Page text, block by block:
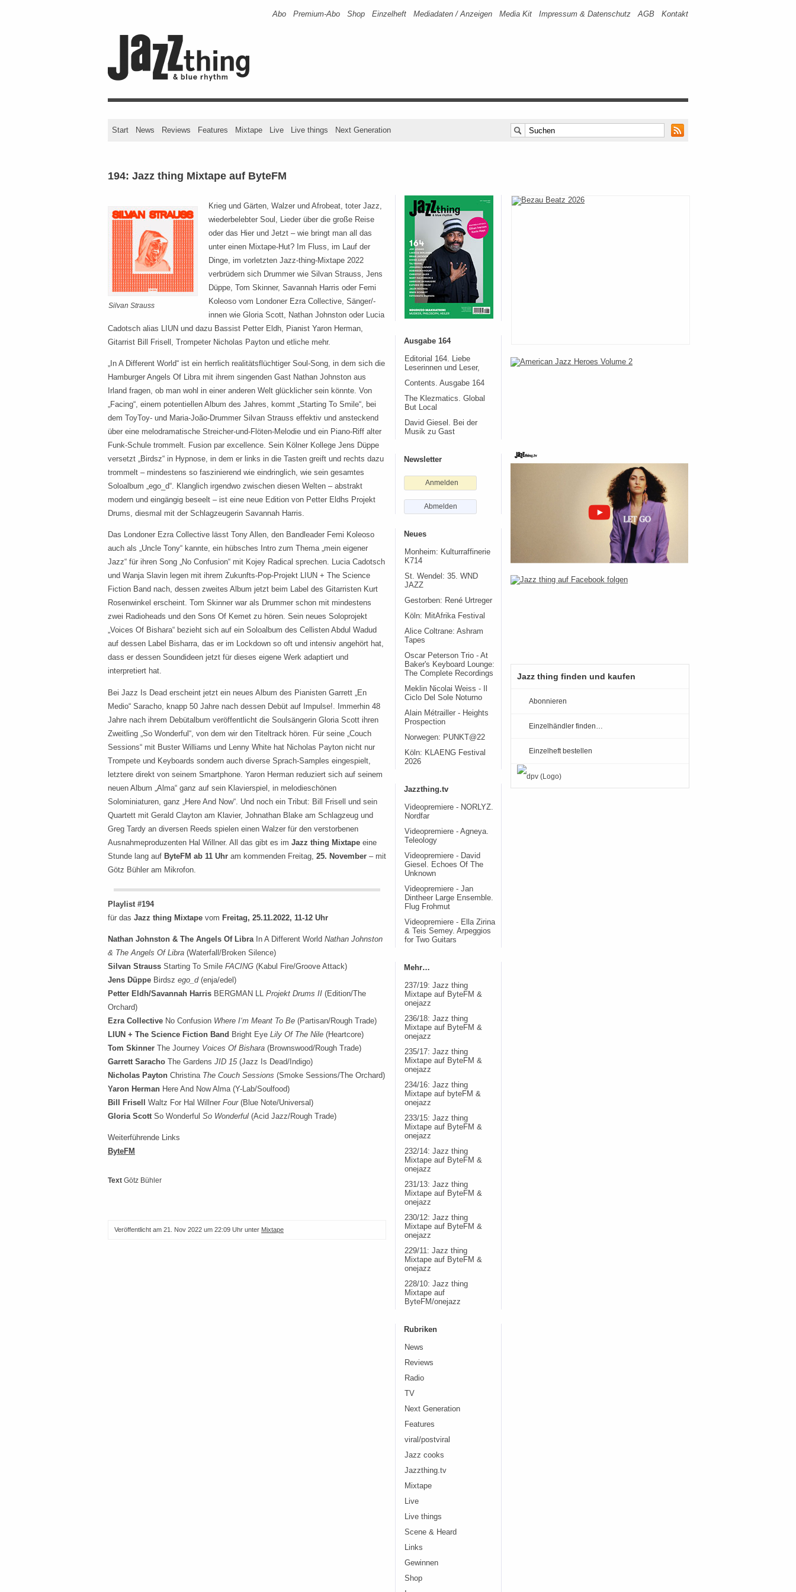
Abo Premium-Abo Shop Einzelheft Mediadaten / Anzeigen Media Kit Impressum & Datenschutz AGB Kontakt
Start News Reviews Features Mixtape Live Live things Next Generation
194: Jazz thing Mixtape auf ByteFM
Silvan Strauss
Krieg und Gärten, Walzer und Afrobeat, toter Jazz,
wiederbelebter Soul, Lieder über die große Reise
oder das Hier und Jetzt – wie bringt man all das
unter einen Mixtape-Hut? Im Fluss, im Lauf der
Dinge, im vorletzten Jazz-thing-Mixtape 2022
verbrüdern sich Drummer wie Silvan Strauss, Jens
Düppe, Tom Skinner, Savannah Harris oder Femi
Koleoso vom Londoner Ezra Collective, Sänger/-
innen wie Gloria Scott, Nathan Johnston oder Lucia
Cadotsch alias LIUN und dazu Bassist Petter Eldh, Pianist Yaron Herman,
Gitarrist Bill Frisell, Trompeter Nicholas Payton und etliche mehr.
„In A Different World“ ist ein herrlich realitätsflüchtiger Soul-Song, in dem sich die
Hamburger Angels Of Libra mit ihrem singenden Gast Nathan Johnston aus
Irland fragen, ob man wohl in einer anderen Welt glücklicher sein könnte. Von
„Facing“, einem potentiellen Album des Jahres, kommt „Starting To Smile“, bei
dem ToyToy- und Maria-João-Drummer Silvan Strauss effektiv und ansteckend
über eine melodramatische Streicher-und-Flöten-Melodie und ein Piano-Riff alter
Funk-Schule trommelt. Fusion par excellence. Sein Kölner Kollege Jens Düppe
versetzt „Birdsz“ in Hypnose, in dem er links in die Tasten greift und rechts dazu
trommelt – mindestens so faszinierend wie eindringlich, wie sein gesamtes
Soloalbum „ego_d“. Klanglich irgendwo zwischen diesen Welten – abstrakt
modern und eingängig beseelt – ist eine neue Edition von Petter Eldhs Projekt
Drums, diesmal mit der Schlagzeugerin Savannah Harris.
Das Londoner Ezra Collective lässt Tony Allen, den Bandleader Femi Koleoso
auch als „Uncle Tony“ kannte, ein hübsches Intro zum Thema „mein eigener
Jazz“ für ihren Song „No Confusion“ mit Kojey Radical sprechen. Lucia Cadotsch
und Wanja Slavin legen mit ihrem Zukunfts-Pop-Projekt LIUN + The Science
Fiction Band nach, dessen zweites Album jetzt beim Label des Gitarristen Kurt
Rosenwinkel erscheint. Tom Skinner war als Drummer schon mit mindestens
zwei Radioheads und den Sons Of Kemet zu hören. Sein neues Soloprojekt
„Voices Of Bishara“ bezieht sich auf ein Soloalbum des Cellisten Abdul Wadud
auf dessen Label Bisharra, das er im Lockdown so oft und intensiv angehört hat,
dass er dessen Soundideen jetzt für dieses eigene Werk adaptiert und
interpretiert hat.
Bei Jazz Is Dead erscheint jetzt ein neues Album des Pianisten Garrett „En
Medio“ Saracho, knapp 50 Jahre nach dessen Debüt auf Impulse!. Immerhin 48
Jahre nach ihrem Debütalbum veröffentlicht die Soulsängerin Gloria Scott ihren
Zweitling „So Wonderful“, von dem wir den Titeltrack hören. Für seine „Couch
Sessions“ mit Buster Williams und Lenny White hat Nicholas Payton nicht nur
Trompete und Keyboards sondern auch diverse Sprach-Samples eingespielt,
letztere direkt von seinem Smartphone. Yaron Herman reduziert sich auf seinem
neuen Album „Alma“ ganz auf sein Klavierspiel, in melodieschönen
Solominiaturen, ganz „Here And Now“. Und noch ein Tribut: Bill Frisell und sein
Quartett mit Gerald Clayton am Klavier, Johnathan Blake am Schlagzeug und
Greg Tardy an diversen Reeds spielen einen Walzer für den verstorbenen
Ausnahmeproduzenten Hal Willner. All das gibt es im Jazz thing Mixtape eine
Stunde lang auf ByteFM ab 11 Uhr am kommenden Freitag, 25. November – mit
Götz Bühler am Mikrofon.
Playlist #194
für das Jazz thing Mixtape vom Freitag, 25.11.2022, 11-12 Uhr
Nathan Johnston & The Angels Of Libra In A Different World Nathan Johnston
& The Angels Of Libra (Waterfall/Broken Silence)
Silvan Strauss Starting To Smile FACING (Kabul Fire/Groove Attack)
Jens Düppe Birdsz ego_d(enja/edel)
Petter Eldh/Savannah Harris BERGMAN LL Projekt Drums II (Edition/The
Orchard)
Ezra Collective No Confusion Where I‘m Meant To Be (Partisan/Rough Trade)
LIUN + The Science Fiction Band Bright Eye Lily Of The Nile (Heartcore)
Tom Skinner The Journey Voices Of Bishara (Brownswood/Rough Trade)
Garrett Saracho The Gardens JID 15(Jazz Is Dead/Indigo)
Nicholas Payton Christina The Couch Sessions (Smoke Sessions/The Orchard)
Yaron Herman Here And Now Alma (Y-Lab/Soulfood)
Bill Frisell
Waltz For Hal Willner Four(Blue Note/Universal)
Gloria Scott So Wonderful So Wonderful (Acid Jazz/Rough Trade)
Weiterführende Links
ByteFM
Text Götz Bühler
Veröffentlicht am 21. Nov 2022 um 22:09 Uhr unter Mixtape
Ausgabe 164
Editorial 164. Liebe
Leserinnen und Leser,
Contents. Ausgabe 164
The Klezmatics. Global
But Local
David Giesel. Bei der
Musik zu Gast
Newsletter
Anmelden
Abmelden
Neues
Monheim: Kulturraffinerie
K714
St. Wendel: 35. WND
JAZZ
Gestorben: René Urtreger
Köln: MitAfrika Festival
Alice Coltrane: Ashram
Tapes
Oscar Peterson Trio - At
Baker's Keyboard Lounge:
The Complete Recordings
Meklin Nicolai Weiss - Il
Ciclo Del Sole Noturno
Alain Métrailler - Heights
Prospection
Norwegen: PUNKT@22
Köln: KLAENG Festival
2026
Jazzthing.tv
Videopremiere - NORLYZ.
Nordfar
Videopremiere - Agneya.
Teleology
Videopremiere - David
Giesel. Echoes Of The
Unknown
Videopremiere - Jan
Dintheer Large Ensemble.
Flug Frohmut
Videopremiere - Ella Zirina
& Teis Semey. Arpeggios
for Two Guitars
Mehr…
237/19: Jazz thing
Mixtape auf ByteFM &
onejazz
236/18: Jazz thing
Mixtape auf ByteFM &
onejazz
235/17: Jazz thing
Mixtape auf ByteFM &
onejazz
234/16: Jazz thing
Mixtape auf byteFM &
onejazz
233/15: Jazz thing
Mixtape auf ByteFM &
onejazz
232/14: Jazz thing
Mixtape auf ByteFM &
onejazz
231/13: Jazz thing
Mixtape auf ByteFM &
onejazz
230/12: Jazz thing
Mixtape auf ByteFM &
onejazz
229/11: Jazz thing
Mixtape auf ByteFM &
onejazz
228/10: Jazz thing
Mixtape auf
ByteFM/onejazz
Rubriken
News
Reviews
Radio
TV
Next Generation
Features
viral/postviral
Jazz cooks
Jazzthing.tv
Mixtape
Live
Live things
Scene & Heard
Links
Gewinnen
Shop
Jazz thing finden und kaufen
Abonnieren
Einzelhändler finden…
Einzelheft bestellen